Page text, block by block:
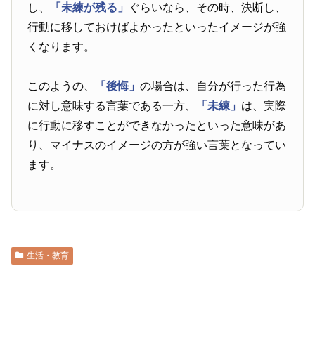
し、
「未練が残る」
ぐらいなら、その時、決断し、
行動に移しておけばよかったといったイメージが強
くなります。
このようの、 「後悔」の場合は、自分が行った行為
に対し意味する言葉である一方、
「未練」 は、実際
に行動に移すことができなかったといった意味があ
り、マイナスのイメージの方が強い言葉となってい
ます。
生活・教育